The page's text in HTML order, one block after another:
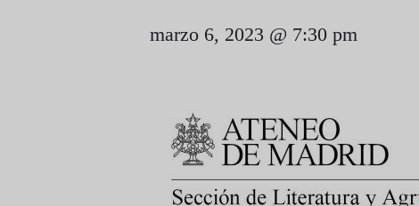
marzo 6, 2023 @ 7:30 pm